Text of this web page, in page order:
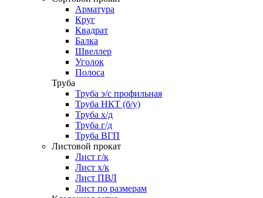
Арматура
Круг
Квадрат
Балка
Швеллер
Уголок
Полоса
Труба
Труба э/с профильная
Труба НКТ (б/у)
Труба х/д
Труба г/д
Труба ВГП
Листовой прокат
Лист г/к
Лист х/к
Лист ПВЛ
Лист по размерам